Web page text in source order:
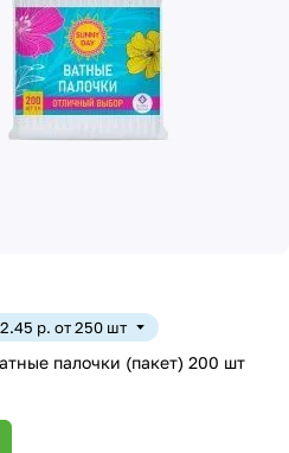
2.45 р. от 250 шт
палочки (пакет) 200 шт